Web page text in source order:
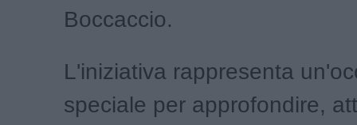
Boccaccio.
L'iniziativa rappresenta
speciale per approfondire,